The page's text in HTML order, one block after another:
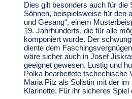
Dies gilt besonders auch für
Söhnen, beispielsweise für den
und Gesang“, einem
19. Jahrhunderts, die für alle
komponiert wurde. Der
diente dem
wäre sicher auch in Josef
geeignet gewesen. Lustig und
Polka bearbeitete tschechische
Maria Pilz als Solistin mit der
Klarinette. Für ihr sicheres